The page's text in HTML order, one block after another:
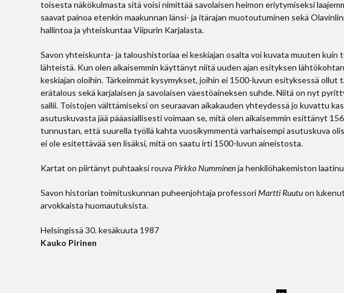
toisesta näkökulmasta sitä voisi nimittää savolaisen heimon eriytymiseksi
saavat painoa etenkin maakunnan länsi- ja itärajan muotoutuminen sekä
hallintoa ja yhteiskuntaa Viipurin Karjalasta.
Savon yhteiskunta- ja taloushistoriaa ei keskiajan osalta voi kuvata muuten kuin
lähteistä. Kun olen aikaisemmin käyttänyt niitä uuden ajan esityksen
keskiajan oloihin. Tärkeimmät kysymykset, joihin ei 1500-luvun esityksessä
erätalous sekä karjalaisen ja savolaisen väestöaineksen suhde. Niitä on nyt
sallii. Toistojen välttämiseksi on seuraavan aikakauden yhteydessä jo kuvattu
asutuskuvasta jää pääasiallisesti voimaan se, mitä olen aikaisemmin esittänyt
tunnustan, että suurella työllä kahta vuosikymmentä varhaisempi asutuskuva
ei ole esitettävää sen lisäksi, mitä on saatu irti 1500-luvun aineistosta.
Kartat on piirtänyt puhtaaksi rouva Pirkko Numminenja henkilöhakemiston
Savon historian toimituskunnan puheenjohtaja professoriMartti Ruutuon
arvokkaista huomautuksista.
Helsingissä 30. kesäkuuta 1987
Kauko Pirinen